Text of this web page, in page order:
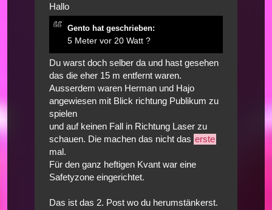
Hallo
Gento hat geschrieben:
5 Meter vor 20 Watt ?
Du warst doch selber da und hast gesehen
das die eher 15 m entfernt waren.
Ausserdem waren Herman und Hajo
angewiesen mit Blick richtung Publikum zu
spielen
und auf keinen Fall in Richtung Laser zu
schauen. Die machen das nicht das erste
mal.
Für den ganz heftigen Kvant war eine
Safetyzone eingerichtet.
Das ist das 2. Post wo du herumstänkerst.